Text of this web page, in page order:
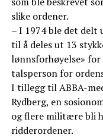
slike ordener.
– I 1974 ble det delt
til å deles ut 13
lønnsforhøyelse»
talsperson for
I tillegg til ABBA-
Rydberg, en
og flere militære bli
ridderordener.